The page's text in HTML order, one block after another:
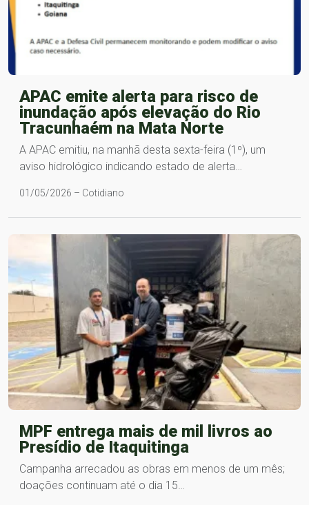
APAC emite alerta para risco de
inundação após elevação do Rio
Tracunhaém na Mata Norte
A APAC emitiu, na manhã desta sexta-feira (1º), um
aviso hidrológico indicando estado de alerta…
01/05/2026 – Cotidiano
MPF entrega mais de mil livros ao
Presídio de Itaquitinga
Campanha arrecadou as obras em menos de um mês;
doações continuam até o dia 15…